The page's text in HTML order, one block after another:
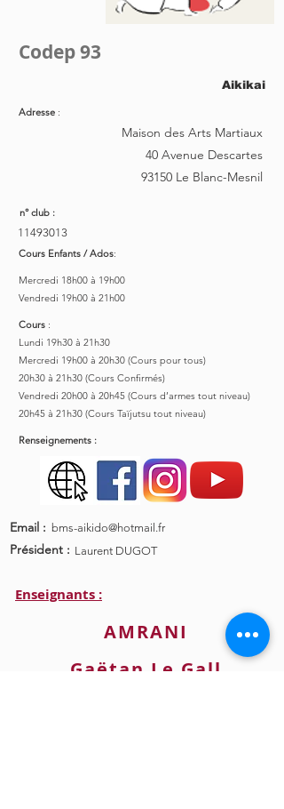
Codep 93
Aikikai
Adresse :
Maison des Arts Martiaux
40 Avenue Descartes
93150 Le Blanc-Mesnil
n° club :
11493013
Cours Enfants / Ados:
Mercredi 18h00 à 19h00
Vendredi 19h00 à 21h00
Cours :
Lundi 19h30 à 21h30
Mercredi 19h00 à 20h30 (Cours pour tous)
20h30 à 21h30 (Cours Confirmés)
Vendredi 20h00 à 20h45 (Cours d’armes tout niveau)
20h45 à 21h30 (Cours Taïjutsu tout niveau)
Renseignements :
Email : bms-aikido@hotmail.fr
Président : Laurent DUGOT
Enseignants :
AMRANI
Gaëtan Le Gall